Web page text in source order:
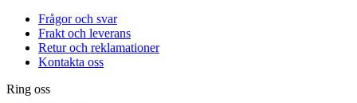
Frågor och svar
Frakt och leverans
Retur och reklamationer
Kontakta oss
Ring oss